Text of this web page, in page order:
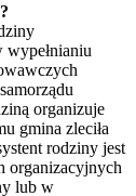
wypełnianiu
organizuje
gmina zleciła
rodziny jest
organizacyjnych
lub w